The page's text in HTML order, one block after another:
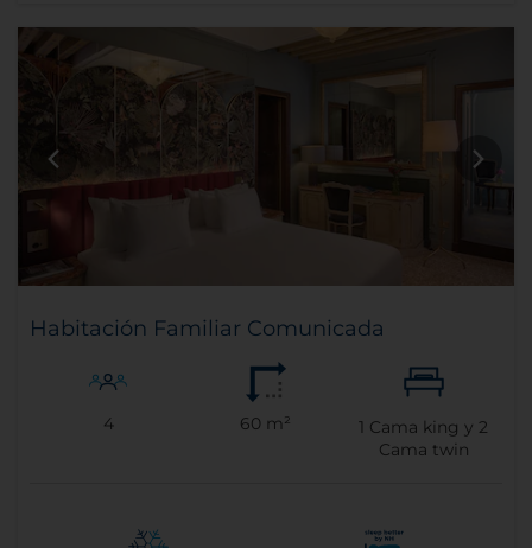
Habitación Familiar Comunicada
4 60 m² 1 Cama king y 2
Cama twin